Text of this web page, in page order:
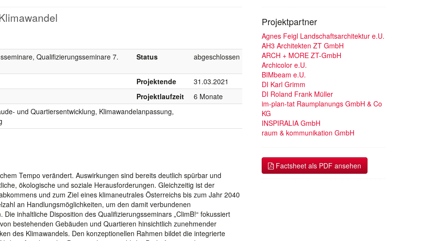
Qualifizierungsseminare 7. Status abgeschlossen
Projektende
31.03.2021
Projektlaufzeit
6 Monate
und Quartiersentwicklung, Klimawandelanpassung,
Tempo verändert. Auswirkungen sind bereits deutlich spürbar und
ökologische und soziale Herausforderungen. Gleichzeitig ist der
und zum Ziel eines klimaneutrales Österreichs bis zum Jahr 2040
an Handlungsmöglichkeiten, um den damit verbundenen
inhaltliche Disposition des Qualifizierungsseminars „ClimB!“ fokussiert
bestehenden Gebäuden und Quartieren hinsichtlich zunehmender
des Klimawandels. Den konzeptionellen Rahmen bildet die integrierte
Projektpartner
Agnes Feigl Landschaftsarchitektur e.U.
AH3 Architekten ZT GmbH
ARCH + MORE ZT-GmbH
Archicolor e.U.
BIMbeam e.U.
DI Karl Grimm
DI Roland Frank Müller
im-plan-tat Raumplanungs GmbH & Co
KG
INSPIRALIA GmbH
raum & kommunikation GmbH
Factsheet als PDF ansehen